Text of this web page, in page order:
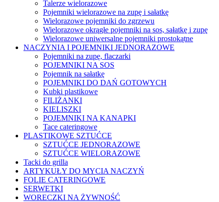
Talerze wielorazowe
Pojemniki wielorazowe na zupę i sałatkę
Wielorazowe pojemniki do zgrzewu
Wielorazowe okrągłe pojemniki na sos, sałatkę i zupę
Wielorazowe uniwersalne pojemniki prostokątne
NACZYNIA I POJEMNIKI JEDNORAZOWE
Pojemniki na zupę, flaczarki
POJEMNIKI NA SOS
Pojemnik na sałatkę
POJEMNIKI DO DAŃ GOTOWYCH
Kubki plastikowe
FILIŻANKI
KIELISZKI
POJEMNIKI NA KANAPKI
Tace cateringowe
PLASTIKOWE SZTUĆCE
SZTUĆCE JEDNORAZOWE
SZTUĆCE WIELORAZOWE
Tacki do grilla
ARTYKUŁY DO MYCIA NACZYŃ
FOLIE CATERINGOWE
SERWETKI
WORECZKI NA ŻYWNOŚĆ